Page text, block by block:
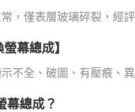
，僅表層玻璃碎裂，經
幕總成】
不全、破圖、有壓痕、
幕總成？